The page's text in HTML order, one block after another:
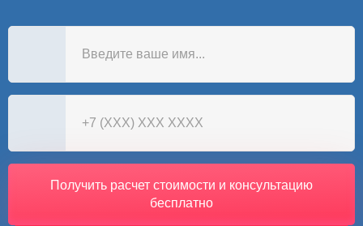
Получить расчет стоимости и консультацию
бесплатно